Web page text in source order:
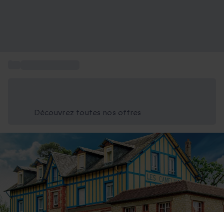
Découvrez toutes nos offres